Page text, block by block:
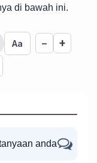
di bawah ini.
Aa − +
anda